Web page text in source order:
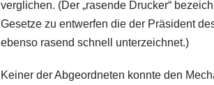
verglichen. (Der „rasende Drucker“
Gesetze zu entwerfen die der Präsident
ebenso rasend schnell unterzeichnet.)
Keiner der Abgeordneten konnte den